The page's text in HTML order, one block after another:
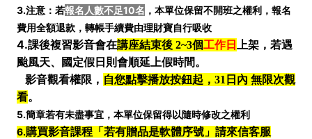
3.注意：若報名人數不足10名 ，本單位保留不開班之權利，報名
費用全額退款，轉帳手續費由理財寶自行吸收
4.課後複習影音會在講座結束後 2~3個工作日 上架，若遇
颱風天、國定假日則會順延上假時間。
影音觀看權限， 自您點擊播放按鈕起，31日內 無限次觀
看。
5.簡章若有未盡事宜，本單位保留得以隨時修改之權利
6.購買影音課程「若有贈品是軟體序號」請來信客服